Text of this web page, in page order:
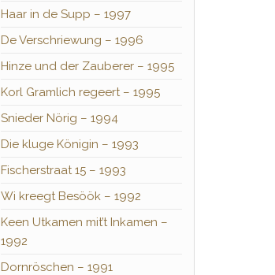
Haar in de Supp – 1997
De Verschriewung – 1996
Hinze und der Zauberer – 1995
Korl Gramlich regeert – 1995
Snieder Nörig – 1994
Die kluge Königin – 1993
Fischerstraat 15 – 1993
Wi kreegt Besöök – 1992
Keen Utkamen mit’t Inkamen –
1992
Dornröschen – 1991